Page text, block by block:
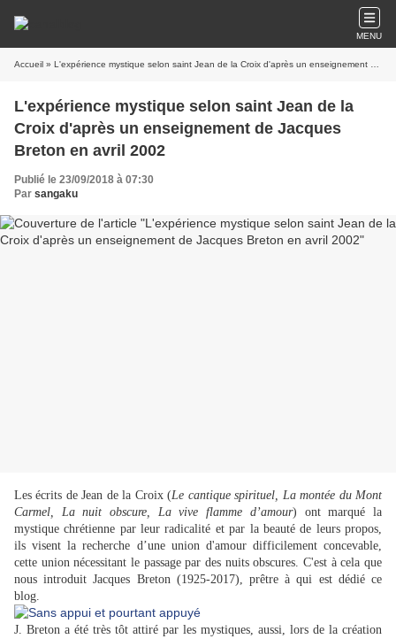
MENU
Accueil » L'expérience mystique selon saint Jean de la Croix d'après un enseignement de Jacques Breton en avril 2002
L'expérience mystique selon saint Jean de la
Croix d'après un enseignement de Jacques
Breton en avril 2002
Publié le 23/09/2018 à 07:30
Par sangaku
Les écrits de Jean de la Croix (Le cantique spirituel, La montée du Mont
Carmel, La nuit obscure, La vive flamme d’amour) ont marqué la
mystique chrétienne par leur radicalité et par la beauté de leurs propos,
ils visent la recherche d’une union d'amour difficilement concevable,
cette union nécessitant le passage par des nuits obscures. C'est à cela que
nous introduit Jacques Breton (1925-2017), prêtre à qui est dédié ce
blog.
J. Breton a été très tôt attiré par les mystiques, aussi, lors de la création